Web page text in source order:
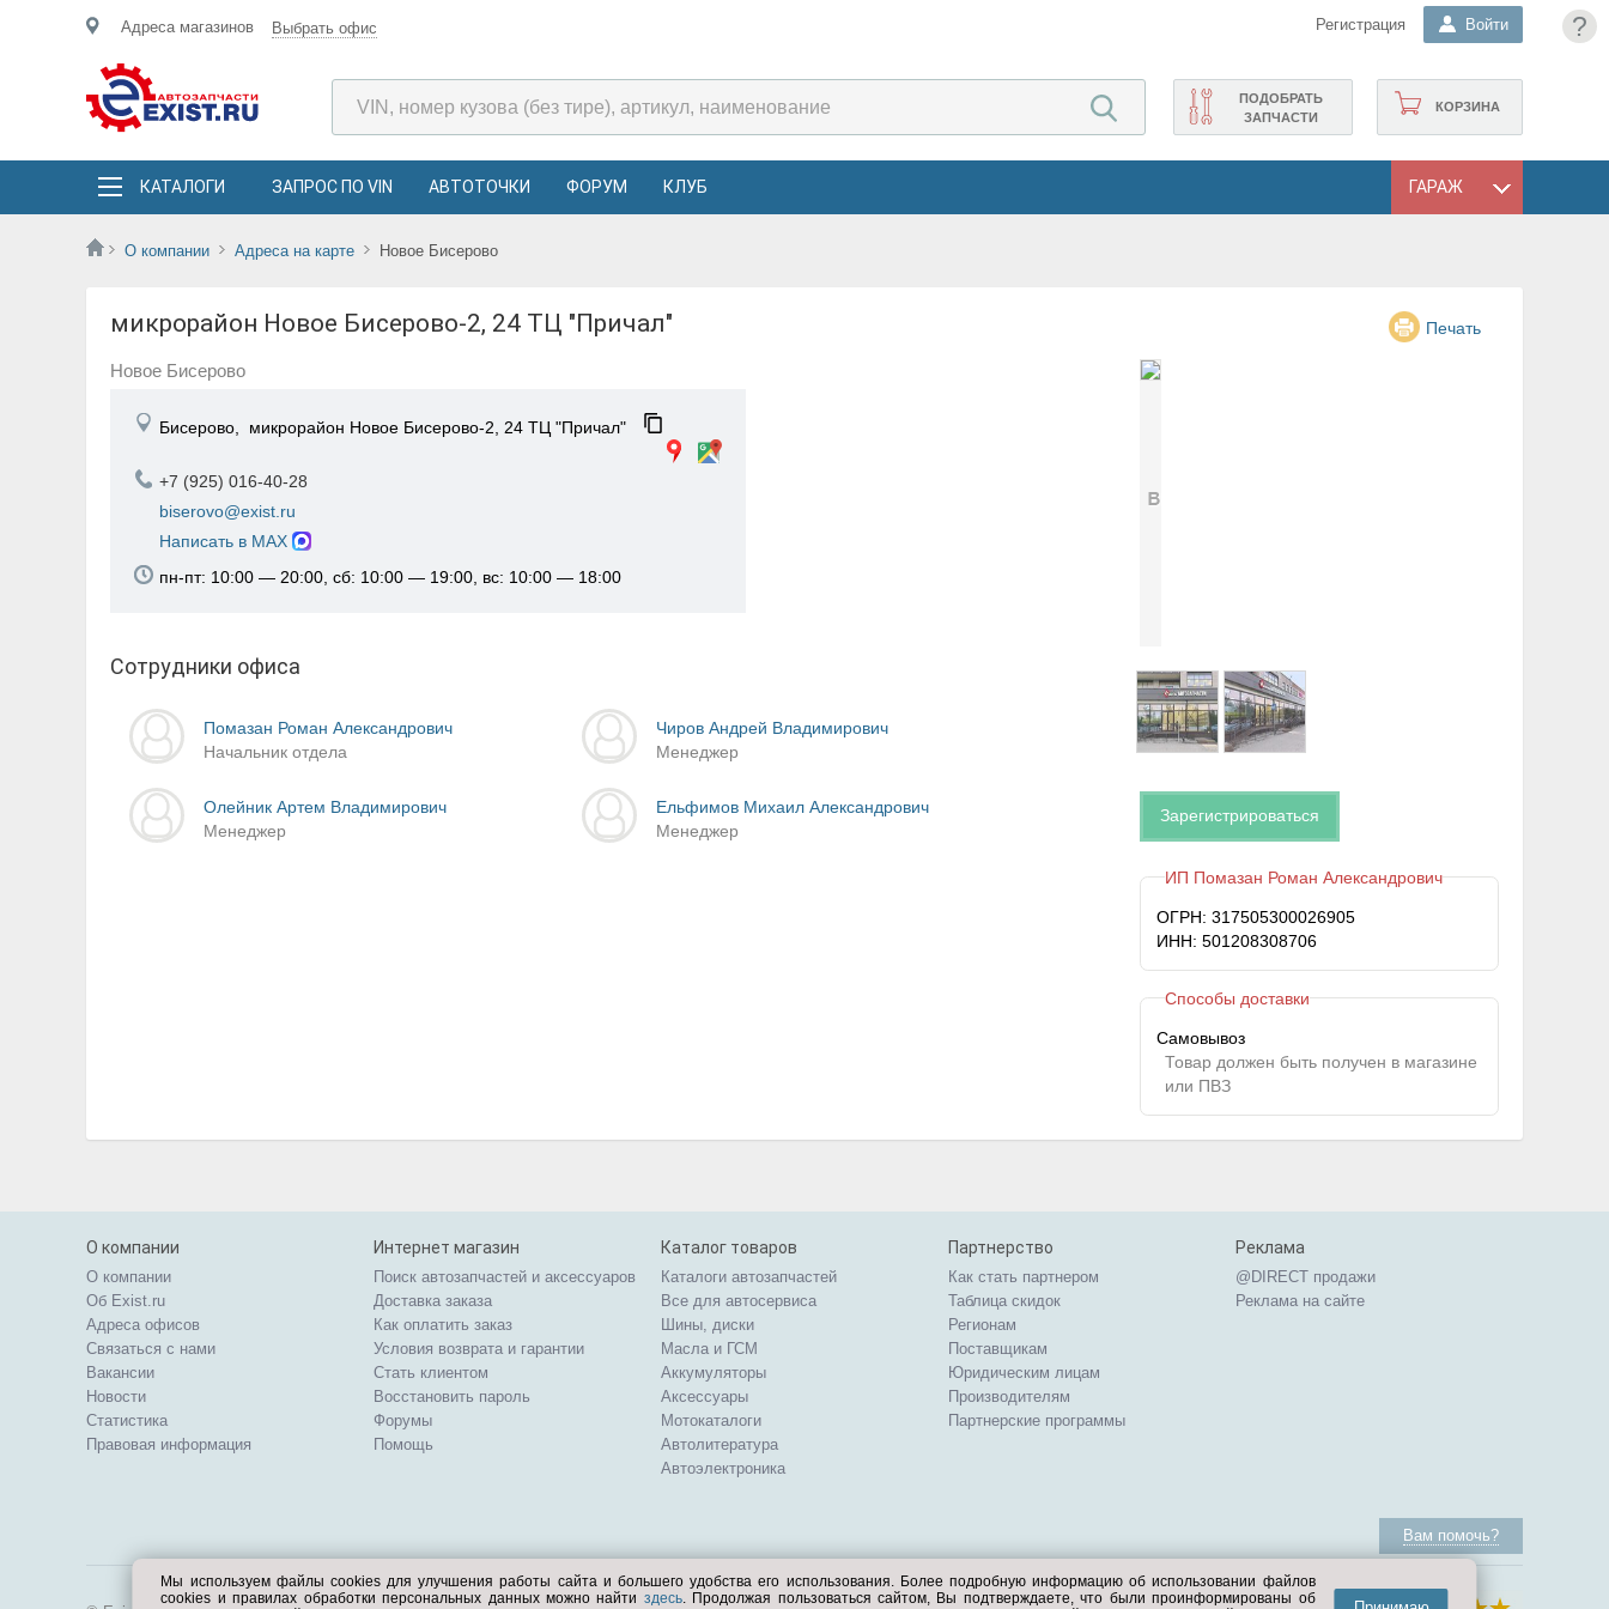
?
Адреса магазинов Выбрать офис Регистрация Войти
КОРЗИНА
ПОДОБРАТЬ
ЗАПЧАСТИ
КАТАЛОГИ ЗАПРОС ПО VIN АВТОТОЧКИ ФОРУМ КЛУБ ГАРАЖ
О компании Адреса на карте Новое Бисерово
микрорайон Новое Бисерово-2, 24 ТЦ "Причал" Печать
Новое Бисерово
Бисерово, микрорайон Новое Бисерово-2, 24 ТЦ "Причал"
+7 (925) 016-40-28
biserovo@exist.ru
Написать в MAX
пн-пт: 10:00 — 20:00, сб: 10:00 — 19:00, вс: 10:00 — 18:00
Сотрудники офиса
Помазан Роман Александрович
Начальник отдела
Чиров Андрей Владимирович
Менеджер
Олейник Артем Владимирович
Менеджер
Ельфимов Михаил Александрович
Менеджер
Зарегистрироваться
ИП Помазан Роман Александрович
ОГРН: 317505300026905
ИНН: 501208308706
Способы доставки
Самовывоз
Товар должен быть получен в магазине
или ПВЗ
О компании
О компании
Об Exist.ru
Адреса офисов
Связаться с нами
Вакансии
Новости
Статистика
Правовая информация
Интернет магазин
Поиск автозапчастей и аксессуаров
Доставка заказа
Как оплатить заказ
Условия возврата и гарантии
Стать клиентом
Восстановить пароль
Форумы
Помощь
Каталог товаров
Каталоги автозапчастей
Все для автосервиса
Шины, диски
Масла и ГСМ
Аккумуляторы
Аксессуары
Мотокаталоги
Автолитература
Автоэлектроника
Партнерство
Как стать партнером
Таблица скидок
Регионам
Поставщикам
Юридическим лицам
Производителям
Партнерские программы
Реклама
@DIRECT продажи
Реклама на сайте
Вам помочь?
Мы используем файлы cookies для улучшения работы сайта и большего удобства его использования. Более подробную информацию об использовании файлов
cookies и правилах обработки персональных данных можно найти здесь. Продолжая пользоваться сайтом, Вы подтверждаете, что были проинформированы об